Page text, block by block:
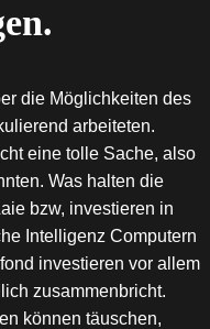
die Möglichkeiten des
arbeiteten.
eine tolle Sache, also
Was halten die
bzw, investieren in
Intelligenz Computern
investieren vor allem
zusammenbricht.
können täuschen,